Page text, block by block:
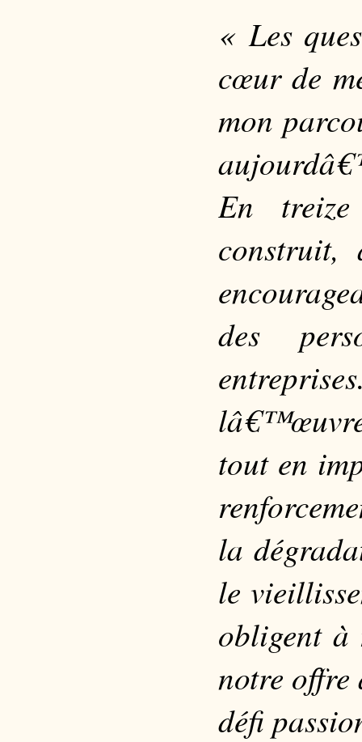
« Les
cœur de
mon
En
construit,
des
tout en
la
le
obligent à
notre
défi